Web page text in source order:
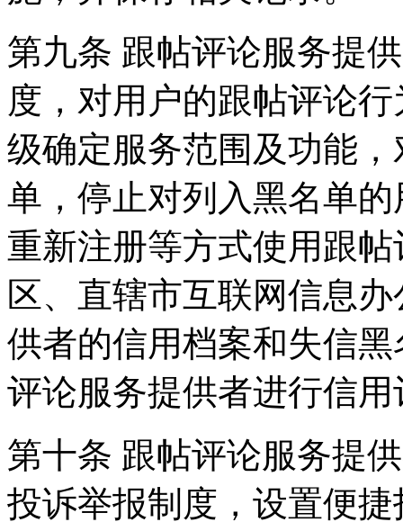
第九条 跟帖评论服务提
度，对用户的跟帖评论
级确定服务范围及功能
单，停止对列入黑名单
重新注册等方式使用跟
区、直辖市互联网信息
供者的信用档案和失信
评论服务提供者进行信用
第十条 跟帖评论服务提
投诉举报制度，设置便